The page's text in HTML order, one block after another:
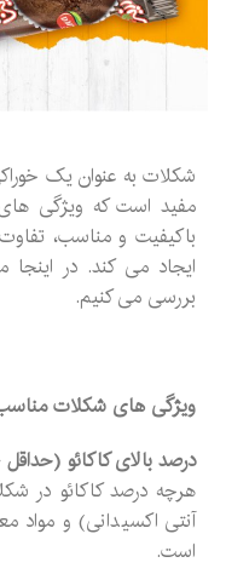
شکلات به عنوان یک
مفید است که ویژگی
باکیفیت و مناسب،
ایجاد می کند. در
بررسی می کنیم.
ویژگی های شکلات
درصد بالای کاکائو (حداقل ۷۰٪) :
هرچه درصد کاکائو در
آنتی اکسیدانی) و مواد
است.